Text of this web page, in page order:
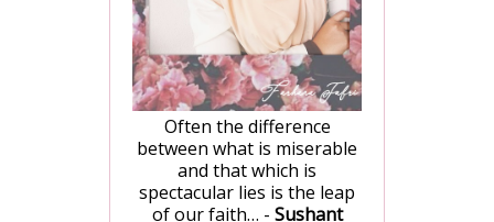
Often the difference
between what is miserable
and that which is
spectacular lies is the leap
of our faith… - Sushant